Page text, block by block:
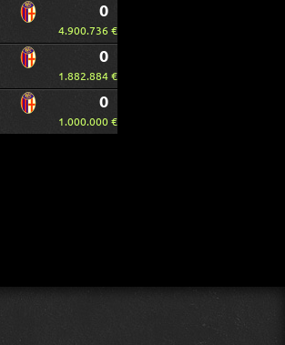
0
4.900.736 €
0
1.882.884 €
0
1.000.000 €